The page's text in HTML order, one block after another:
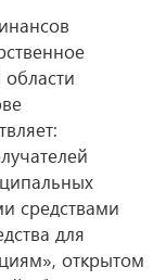
средствами
для
открытом